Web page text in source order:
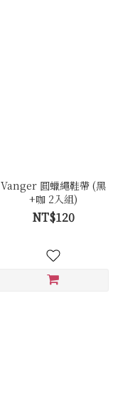
Vanger 圓蠟繩鞋帶 (黑
+咖 2入組)
NT$120